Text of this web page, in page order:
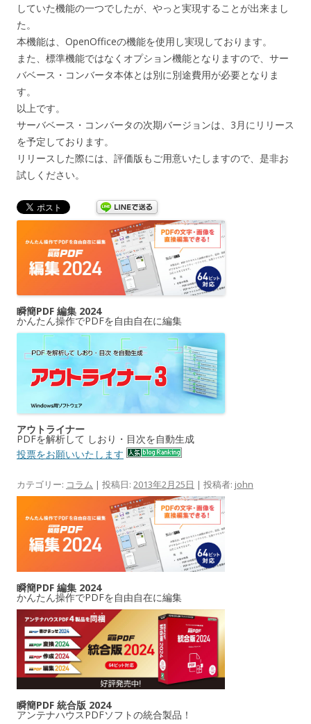
していた機能の一つでしたが、やっと実現することが出来まし
た。
本機能は、OpenOfficeの機能を使用し実現しております。
また、標準機能ではなくオプション機能となりますので、サー
バベース・コンバータ本体とは別に別途費用が必要となりま
す。
以上です。
サーバベース・コンバータの次期バージョンは、3月にリリース
を予定しております。
リリースした際には、評価版もご用意いたしますので、是非お
試しください。
瞬簡PDF 編集 2024
かんたん操作でPDFを自由自在に編集
アウトライナー
PDFを解析して しおり・目次を自動生成
投票をお願いいたします
カテゴリー: コラム | 投稿日: 2013年2月25日 | 投稿者: john
瞬簡PDF 編集 2024
かんたん操作でPDFを自由自在に編集
瞬簡PDF 統合版 2024
アンテナハウスPDFソフトの統合製品！